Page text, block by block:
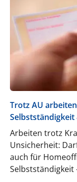
Trotz AU
Arbeiten trotz
Unsicherheit:
auch für
Selbstständigkeit